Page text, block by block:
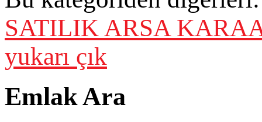
SATILIK ARSA
yukarı çık
Emlak Ara